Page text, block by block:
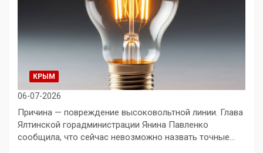
КРЫМ
06-07-2026
Причина — повреждение высоковольтной линии. Глава
Ялтинской горадминистрации Янина Павленко
сообщила, что сейчас невозможно назвать точные…